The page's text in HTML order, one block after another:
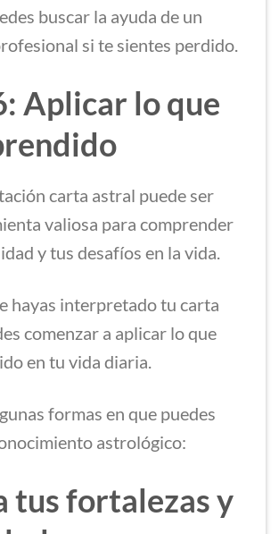
buscar la ayuda de un
si te sientes perdido.
Aplicar lo que
carta astral puede ser
valiosa para comprender
y tus desafíos en la vida.
hayas interpretado tu carta
comenzar a aplicar lo que
en tu vida diaria.
formas en que puedes
astrológico:
tus fortalezas y